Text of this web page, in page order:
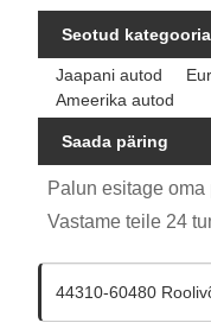
Seotud kategooria
Jaapani autod
Ameerika autod
Saada päring
Palun esitage
Vastame teile 24